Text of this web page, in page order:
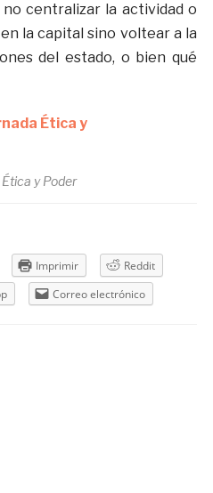
centralizar la actividad o
la capital sino voltear a la
del estado, o bien qué
y Poder
Imprimir
Reddit
Correo electrónico